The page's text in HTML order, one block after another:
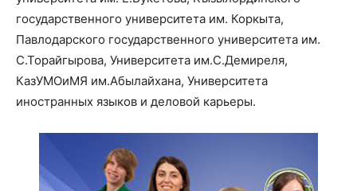
государственного университета им. Коркыта,
Павлодарского государственного университета им.
С.Торайгырова, Университета им.С.Демиреля,
КазУМОиМЯ им.Абылайхана, Университета
иностранных языков и деловой карьеры.